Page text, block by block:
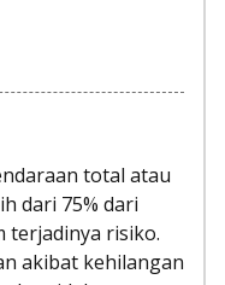
total atau
dari 75% dari
terjadinya risiko.
akibat kehilangan